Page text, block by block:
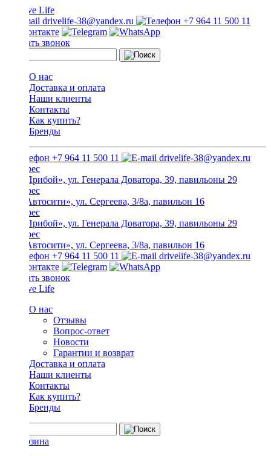
drivelife-38@yandex.ru +7 964 11 500 11
Заказать звонок
О нас
Доставка и оплата
Наши клиенты
Контакты
Как купить?
Бренды
+7 964 11 500 11 drivelife-38@yandex.ru
ТЦ «Прибой», ул. Генерала Доватора, 39, павильоны 29
ТЦ «Автосити», ул. Сергеева, 3/8а, павильон 16
ТЦ «Прибой», ул. Генерала Доватора, 39, павильоны 29
ТЦ «Автосити», ул. Сергеева, 3/8а, павильон 16
+7 964 11 500 11
drivelife-38@yandex.ru
Заказать звонок
О нас
Отзывы
Вопрос-ответ
Новости
Гарантии и возврат
Доставка и оплата
Наши клиенты
Контакты
Как купить?
Бренды